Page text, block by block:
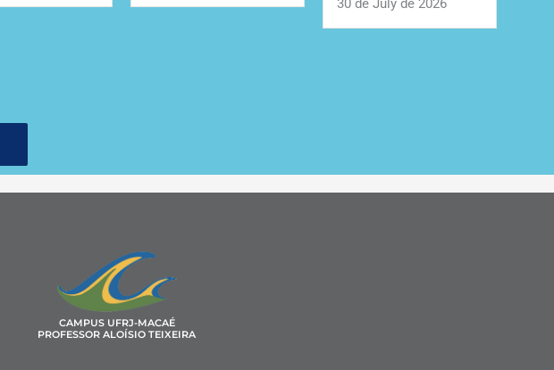
30 de July de 2026
CAMPUS UFRJ-MACAÉ
PROFESSOR ALOÍSIO TEIXEIRA